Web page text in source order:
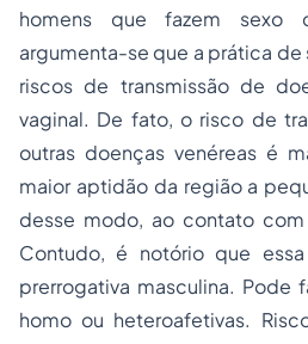
homens que fazem sexo
argumenta-se que a prática de
riscos de transmissão de
vaginal. De fato, o risco de
outras doenças venéreas é
maior aptidão da região a
desse modo, ao contato
Contudo, é notório que
prerrogativa masculina. Pode
homo ou heteroafetivas.